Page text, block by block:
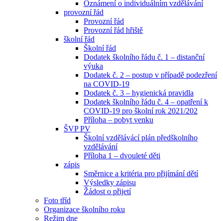
Oznámení o individuálním vzdělávání
provozní řád
Provozní řád
Provozní řád hřiště
školní řád
Školní řád
Dodatek školního řádu č. 1 – distanční
výuka
Dodatek č. 2 – postup v případě podezření
na COVID-19
Dodatek č. 3 – hygienická pravidla
Dodatek školního řádu č. 4 – opatření k
COVID-19 pro školní rok 2021/202
Příloha – pobyt venku
ŠVP PV
Školní vzdělávácí plán předškolního
vzdělávání
Příloha 1 – dvouleté děti
zápis
Směrnice a kritéria pro přijímání dětí
Výsledky zápisu
Žádost o přijetí
Foto tříd
Organizace školního roku
Režim dne